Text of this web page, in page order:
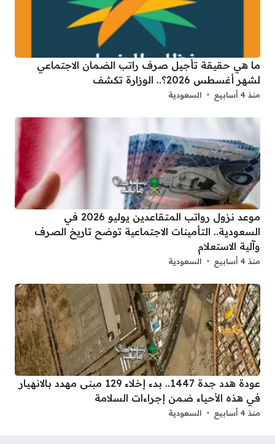
ما هي حقيقة تأجيل صرف راتب الضمان الاجتماعي
لشهر أغسطس 2026؟.. الوزارة تكشف
منذ 4 أسابيع السعودية
موعد نزول رواتب المتقاعدين يوليو 2026 في
السعودية.. التأمينات الاجتماعية توضح تاريخ الصرف
وآلية الاستعلام
منذ 4 أسابيع السعودية
عودة هدد جدة 1447.. بدء إخلاء 129 مبنى مهدد بالانهيار
في هذه الأحياء ضمن إجراءات السلامة
منذ 4 أسابيع السعودية